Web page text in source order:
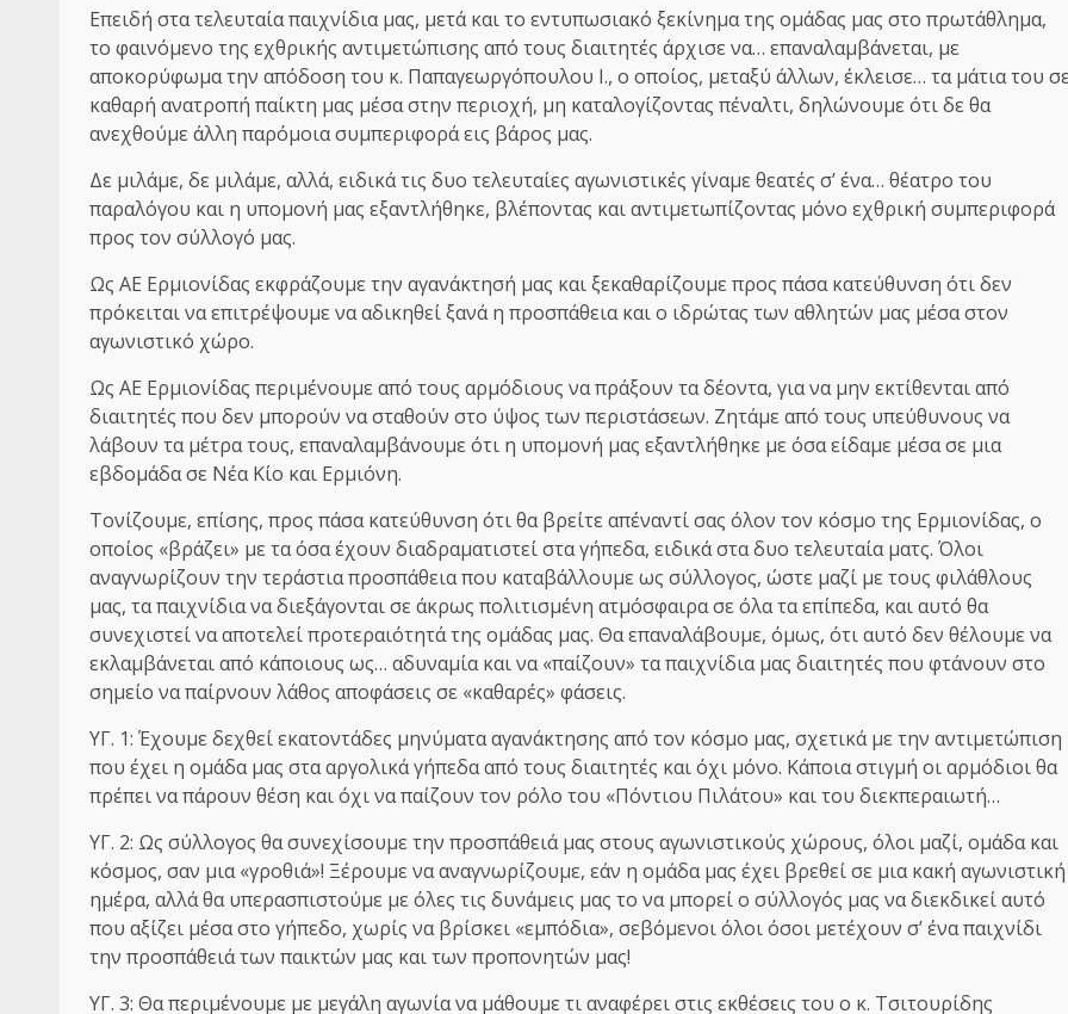
Επειδή στα τελευταία παιχνίδια μας, μετά και το εντυπωσιακό ξεκίνημα της ομάδας μας στο πρωτάθλημα,
το φαινόμενο της εχθρικής αντιμετώπισης από τους διαιτητές άρχισε να… επαναλαμβάνεται, με
αποκορύφωμα την απόδοση του κ. Παπαγεωργόπουλου Ι., ο οποίος, μεταξύ άλλων, έκλεισε… τα μάτια του
καθαρή ανατροπή παίκτη μας μέσα στην περιοχή, μη καταλογίζοντας πέναλτι, δηλώνουμε ότι δε θα
ανεχθούμε άλλη παρόμοια συμπεριφορά εις βάρος μας.
Δε μιλάμε, δε μιλάμε, αλλά, ειδικά τις δυο τελευταίες αγωνιστικές γίναμε θεατές σ’ ένα… θέατρο του
παραλόγου και η υπομονή μας εξαντλήθηκε, βλέποντας και αντιμετωπίζοντας μόνο εχθρική συμπεριφορά
προς τον σύλλογό μας.
Ως ΑΕ Ερμιονίδας εκφράζουμε την αγανάκτησή μας και ξεκαθαρίζουμε προς πάσα κατεύθυνση ότι δεν
πρόκειται να επιτρέψουμε να αδικηθεί ξανά η προσπάθεια και ο ιδρώτας των αθλητών μας μέσα στον
αγωνιστικό χώρο.
Ως ΑΕ Ερμιονίδας περιμένουμε από τους αρμόδιους να πράξουν τα δέοντα, για να μην εκτίθενται από
διαιτητές που δεν μπορούν να σταθούν στο ύψος των περιστάσεων. Ζητάμε από τους υπεύθυνους να
λάβουν τα μέτρα τους, επαναλαμβάνουμε ότι η υπομονή μας εξαντλήθηκε με όσα είδαμε μέσα σε μια
εβδομάδα σε Νέα Κίο και Ερμιόνη.
Τονίζουμε, επίσης, προς πάσα κατεύθυνση ότι θα βρείτε απέναντί σας όλον τον κόσμο της Ερμιονίδας, ο
οποίος «βράζει» με τα όσα έχουν διαδραματιστεί στα γήπεδα, ειδικά στα δυο τελευταία ματς. Όλοι
αναγνωρίζουν την τεράστια προσπάθεια που καταβάλλουμε ως σύλλογος, ώστε μαζί με τους φιλάθλους
μας, τα παιχνίδια να διεξάγονται σε άκρως πολιτισμένη ατμόσφαιρα σε όλα τα επίπεδα, και αυτό θα
συνεχιστεί να αποτελεί προτεραιότητά της ομάδας μας. Θα επαναλάβουμε, όμως, ότι αυτό δεν θέλουμε να
εκλαμβάνεται από κάποιους ως… αδυναμία και να «παίζουν» τα παιχνίδια μας διαιτητές που φτάνουν στο
σημείο να παίρνουν λάθος αποφάσεις σε «καθαρές» φάσεις.
ΥΓ. 1: Έχουμε δεχθεί εκατοντάδες μηνύματα αγανάκτησης από τον κόσμο μας, σχετικά με την αντιμετώπιση
που έχει η ομάδα μας στα αργολικά γήπεδα από τους διαιτητές και όχι μόνο. Κάποια στιγμή οι αρμόδιοι θα
πρέπει να πάρουν θέση και όχι να παίζουν τον ρόλο του «Πόντιου Πιλάτου» και του διεκπεραιωτή…
ΥΓ. 2: Ως σύλλογος θα συνεχίσουμε την προσπάθειά μας στους αγωνιστικούς χώρους, όλοι μαζί, ομάδα και
κόσμος, σαν μια «γροθιά»! Ξέρουμε να αναγνωρίζουμε, εάν η ομάδα μας έχει βρεθεί σε μια κακή αγωνιστική
ημέρα, αλλά θα υπερασπιστούμε με όλες τις δυνάμεις μας το να μπορεί ο σύλλογός μας να διεκδικεί αυτό
που αξίζει μέσα στο γήπεδο, χωρίς να βρίσκει «εμπόδια», σεβόμενοι όλοι όσοι μετέχουν σ’ ένα παιχνίδι
την προσπάθειά των παικτών μας και των προπονητών μας!
ΥΓ. 3: Θα περιμένουμε με μεγάλη αγωνία να μάθουμε τι αναφέρει στις εκθέσεις του ο κ. Τσιτουρίδης